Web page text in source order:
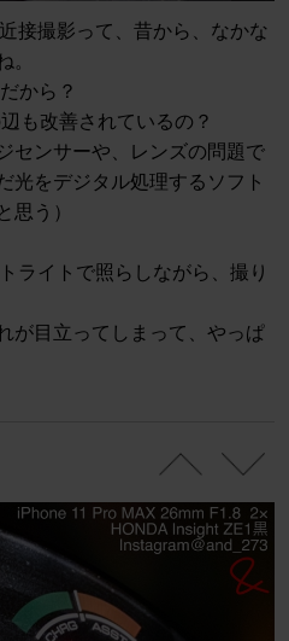
接撮影って、昔から、なかな
。
から？
も改善されているの？
センサーや、レンズの問題で
光をデジタル処理するソフト
思う）
ライトで照らしながら、撮り
が目立ってしまって、やっぱ